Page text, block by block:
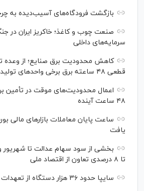
بازگشت فرودگاه‌های آسیب‌دیده به
صنعت چوب و کاغذ؛ خاکریز ایران در
سرمایه‌های داخلی
کاهش محدودیت برق صنایع؛ از وعده
قطعی ۴۸ ساعته برق برخی واحد‌های تولیدی
اعمال محدودیت‌های موقت در تأمین
۴۸ ساعت آینده
یافت
تا ۸ درصدی تعاون از اقتصاد ملی
سایپا حدود ۳۶ هزار دستگاه از تعهدات خود را کاهش داد